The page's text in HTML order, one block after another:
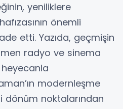
yeniliklere
önemli
etti. Yazıda, geçmişin
radyo ve sinema
modernleşme
dönüm noktalarından